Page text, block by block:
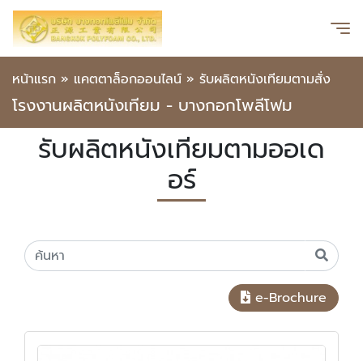
หน้าแรก » แคตตาล็อกออนไลน์ » รับผลิตหนังเทียมตามสั่ง
โรงงานผลิตหนังเทียม - บางกอกโพลีโฟม
รับผลิตหนังเทียมตามออเด
อร์
e-Brochure